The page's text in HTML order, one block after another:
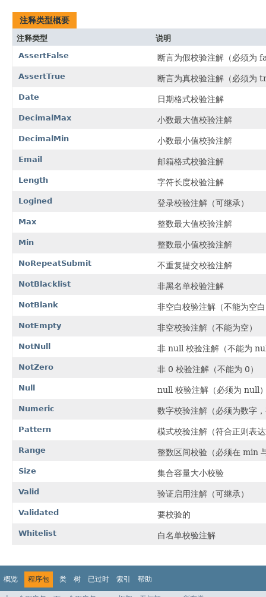
注释类型概要
注释类型
说明
AssertFalse
断言为假校验注解（必须为
AssertTrue 断言为真校验注解（必须为
Date 日期格式校验注解
DecimalMax 小数最大值校验注解
DecimalMin 小数最小值校验注解
Email 邮箱格式校验注解
Length 字符长度校验注解
Logined 登录校验注解（可继承）
Max 整数最大值校验注解
Min 整数最小值校验注解
NoRepeatSubmit 不重复提交校验注解
NotBlacklist 非黑名单校验注解
NotBlank 非空白校验注解（不能为空
NotEmpty 非空校验注解（不能为空）
NotNull 非 null 校验注解（不能为
NotZero 非 0 校验注解（不能为 0）
Null null 校验注解（必须为 null
Numeric 数字校验注解（必须为数字
Pattern 模式校验注解（符合正则表
Range 整数区间校验（必须在 min
Size 集合容量大小校验
Valid 验证启用注解（可继承）
Validated 要校验的
Whitelist 白名单校验注解
概览 程序包 类 树 已过时 索引 帮助